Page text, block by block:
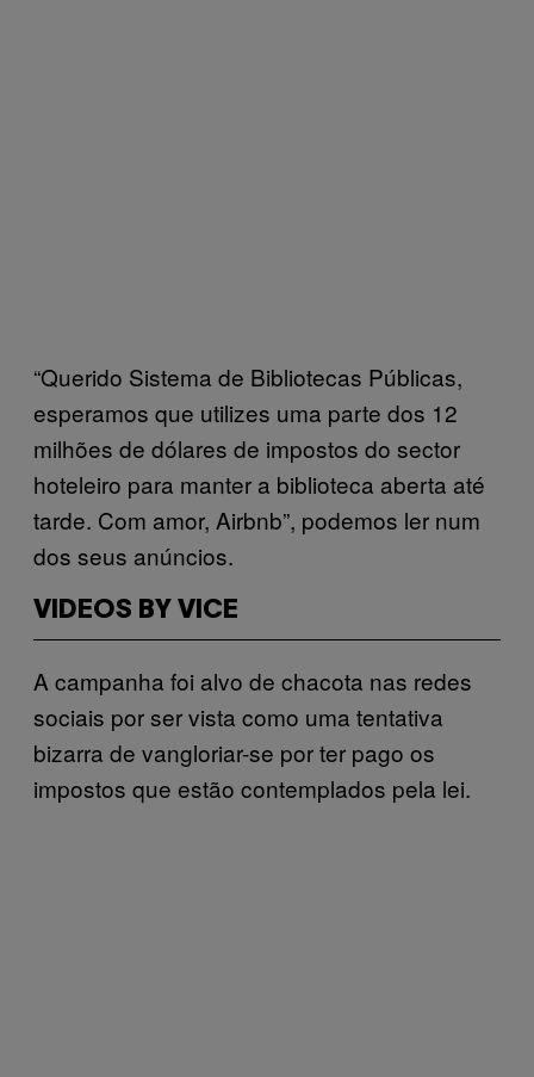
“Querido Sistema de Bibliotecas Públicas,
esperamos que utilizes uma parte dos 12
milhões de dólares de impostos do sector
hoteleiro para manter a biblioteca aberta até
tarde. Com amor, Airbnb”, podemos ler num
dos seus anúncios.
VIDEOS BY VICE
A campanha foi alvo de chacota nas redes
sociais por ser vista como uma tentativa
bizarra de vangloriar-se por ter pago os
impostos que estão contemplados pela lei.